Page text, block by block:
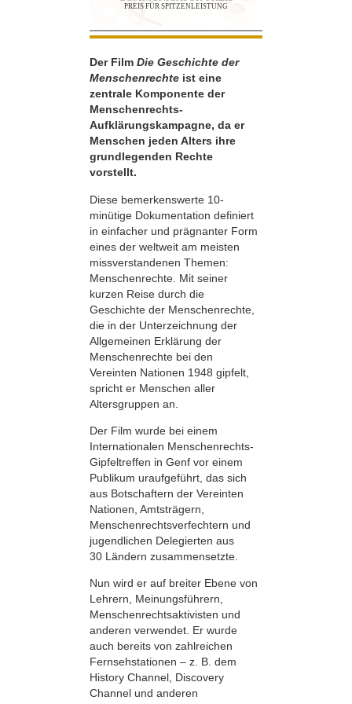
PREIS FÜR SPITZENLEISTUNG
Der Film Die Geschichte der
Menschenrechte ist eine
zentrale Komponente der
Menschenrechts-
Aufklärungskampagne, da er
Menschen jeden Alters ihre
grundlegenden Rechte
vorstellt.
Diese bemerkenswerte 10-
minütige Dokumentation definiert
in einfacher und prägnanter Form
eines der weltweit am meisten
missverstandenen Themen:
Menschenrechte. Mit seiner
kurzen Reise durch die
Geschichte der Menschenrechte,
die in der Unterzeichnung der
Allgemeinen Erklärung der
Menschenrechte bei den
Vereinten Nationen 1948 gipfelt,
spricht er Menschen aller
Altersgruppen an.
Der Film wurde bei einem
Internationalen Menschenrechts-
Gipfeltreffen in Genf vor einem
Publikum uraufgeführt, das sich
aus Botschaftern der Vereinten
Nationen, Amtsträgern,
Menschenrechtsverfechtern und
jugendlichen Delegierten aus
30 Ländern zusammensetzte.
Nun wird er auf breiter Ebene von
Lehrern, Meinungsführern,
Menschenrechtsaktivisten und
anderen verwendet. Er wurde
auch bereits von zahlreichen
Fernsehstationen – z. B. dem
History Channel, Discovery
Channel und anderen